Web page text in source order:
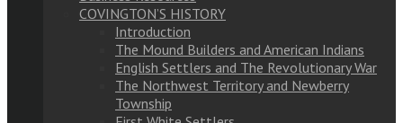
COVINGTON’S HISTORY
Introduction
The Mound Builders and American Indians
English Settlers and The Revolutionary War
The Northwest Territory and Newberry
Township